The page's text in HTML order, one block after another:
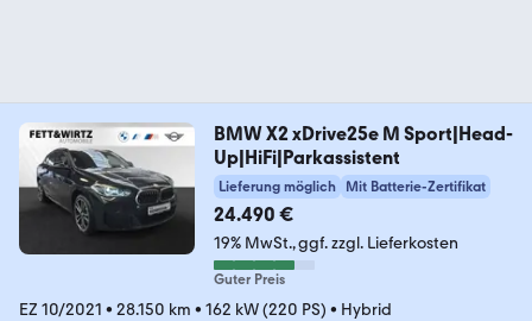
BMW X2 xDrive25e M Sport|Head-
Up|HiFi|Parkassistent
Lieferung möglich Mit Batterie-Zertifikat
24.490 €
19% MwSt. ggf. zzgl. Lieferkosten
Guter Preis
EZ 10/2021 • 28.150 km • 162 kW (220 PS) • Hybrid